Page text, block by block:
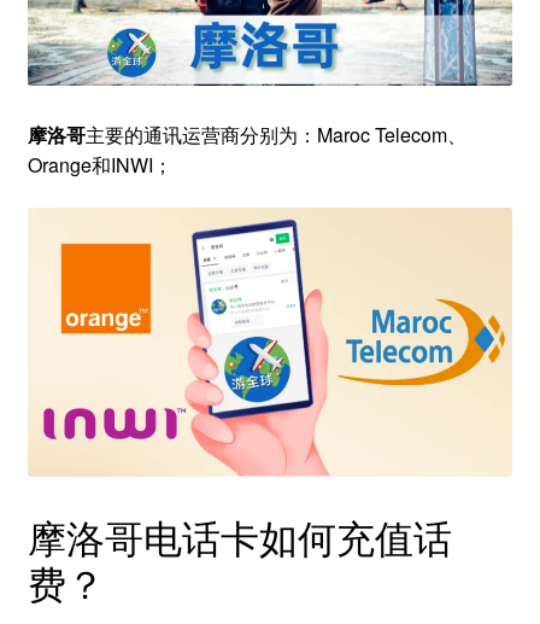
摩洛哥主要的通讯运营商分别为：Maroc Telecom、
Orange和INWI；
摩洛哥电话卡如何充值话
费？